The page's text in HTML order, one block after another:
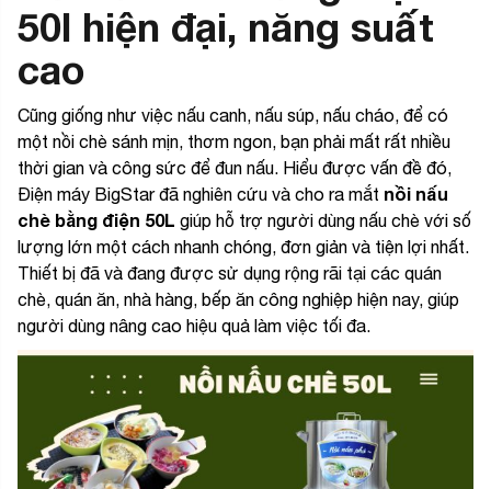
50l hiện đại, năng suất
cao
Cũng giống như việc nấu canh, nấu súp, nấu cháo, để có
một nồi chè sánh mịn, thơm ngon, bạn phải mất rất nhiều
thời gian và công sức để đun nấu. Hiểu được vấn đề đó,
Điện máy BigStar đã nghiên cứu và cho ra mắt nồi nấu
chè bằng điện 50L giúp hỗ trợ người dùng nấu chè với số
lượng lớn một cách nhanh chóng, đơn giản và tiện lợi nhất.
Thiết bị đã và đang được sử dụng rộng rãi tại các quán
chè, quán ăn, nhà hàng, bếp ăn công nghiệp hiện nay, giúp
người dùng nâng cao hiệu quả làm việc tối đa.